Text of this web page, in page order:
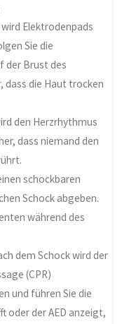
wird Elektrodenpads
Sie die
der Brust des
dass die Haut trocken
den Herzrhythmus
dass niemand den
schockbaren
Schock abgeben.
während des
dem Schock wird der
(CPR)
und führen Sie die
oder der AED anzeigt,